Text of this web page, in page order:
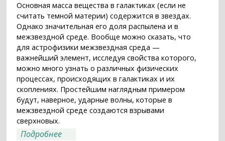
Основная масса вещества в галактиках (если не
считать темной материи) содержится в звездах.
Однако значительная его доля распылена и в
межзвездной среде. Вообще можно сказать, что
для астрофизики межзвездная среда —
важнейший элемент, исследуя свойства которого,
можно много узнать о различных физических
процессах, происходящих в галактиках и их
скоплениях. Простейшим наглядным примером
будут, наверное, ударные волны, которые в
межзвездной среде создаются взрывами
сверхновых.
Подробнее